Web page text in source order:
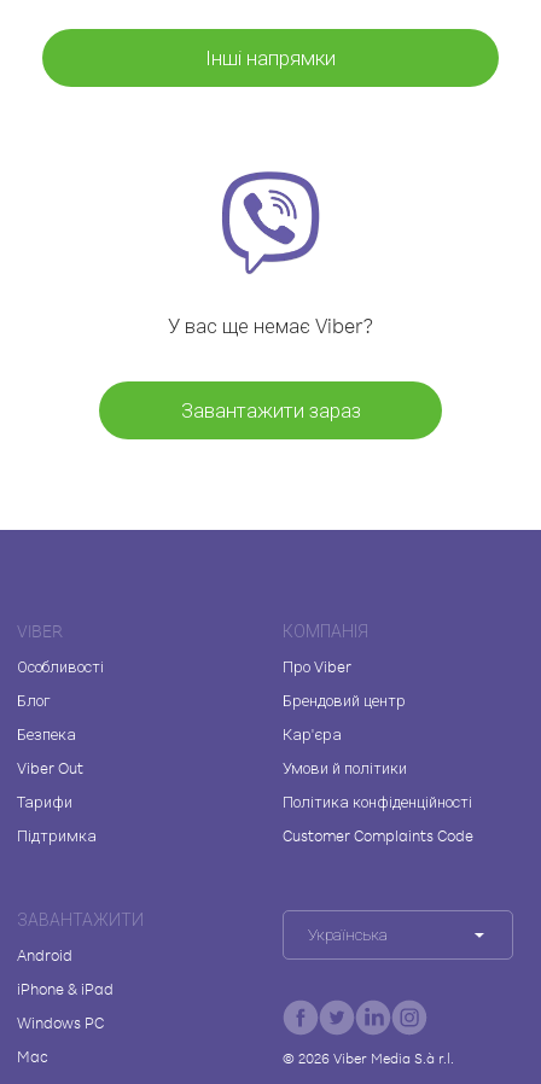
Інші напрямки
У вас ще немає Viber?
Завантажити зараз
VIBER
Особливості
Блог
Безпека
Viber Out
Тарифи
Підтримка
КОМПАНІЯ
Про Viber
Брендовий центр
Кар'єра
Умови й політики
Політика конфіденційності
Customer Complaints Code
ЗАВАНТАЖИТИ
Android
iPhone & iPad
Windows PC
Mac
Українська
© 2026Viber Media S.à r.l.